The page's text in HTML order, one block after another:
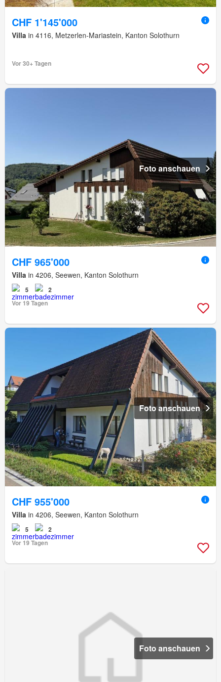
CHF 1'145'000
Villa in 4116, Metzerlen-Mariastein, Kanton Solothurn
Vor 30+ Tagen
Foto anschauen
CHF 965'000
Villa in 4206, Seewen, Kanton Solothurn
5
2
Vor 19 Tagen
Foto anschauen
CHF 955'000
Villa in 4206, Seewen, Kanton Solothurn
5
2
Vor 19 Tagen
Foto anschauen